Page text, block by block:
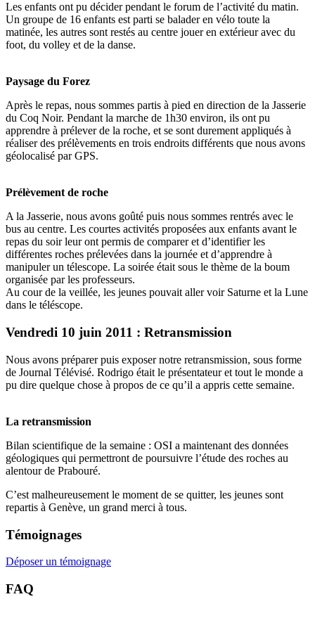
Les enfants ont pu décider pendant le forum de l’activité du matin.
Un groupe de 16 enfants est parti se balader en vélo toute la
matinée, les autres sont restés au centre jouer en extérieur avec du
foot, du volley et de la danse.
Paysage du Forez
Après le repas, nous sommes partis à pied en direction de la Jasserie
du Coq Noir. Pendant la marche de 1h30 environ, ils ont pu
apprendre à prélever de la roche, et se sont durement appliqués à
réaliser des prélèvements en trois endroits différents que nous avons
géolocalisé par GPS.
Prélèvement de roche
A la Jasserie, nous avons goûté puis nous sommes rentrés avec le
bus au centre. Les courtes activités proposées aux enfants avant le
repas du soir leur ont permis de comparer et d’identifier les
différentes roches prélevées dans la journée et d’apprendre à
manipuler un télescope. La soirée était sous le thème de la boum
organisée par les professeurs.
Au cour de la veillée, les jeunes pouvait aller voir Saturne et la Lune
dans le téléscope.
Vendredi 10 juin 2011 : Retransmission
Nous avons préparer puis exposer notre retransmission, sous forme
de Journal Télévisé. Rodrigo était le présentateur et tout le monde a
pu dire quelque chose à propos de ce qu’il a appris cette semaine.
La retransmission
Bilan scientifique de la semaine : OSI a maintenant des données
géologiques qui permettront de poursuivre l’étude des roches au
alentour de Prabouré.
C’est malheureusement le moment de se quitter, les jeunes sont
repartis à Genève, un grand merci à tous.
Témoignages
Déposer un témoignage
FAQ